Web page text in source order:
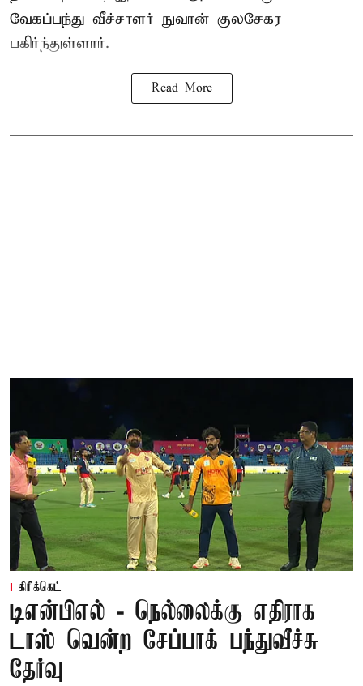
வேகப்பந்து வீச்சாளர் நுவான் குலசேகர
பகிர்ந்துள்ளார்.
Read More
கிரிக்கெட்
டிஎன்பிஎல் - நெல்லைக்கு எதிராக
டாஸ் வென்ற சேப்பாக் பந்துவீச்சு
தேர்வு